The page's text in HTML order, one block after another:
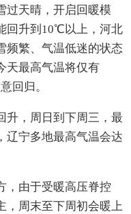
过天晴，开启回暖模
回升到10℃以上，河北
频繁、气温低迷的状态
天最高气温将仅有
回归。
升，周日到下周三，最
辽宁多地最高气温会达
，由于受暖高压脊控
，周末至下周初会暖上